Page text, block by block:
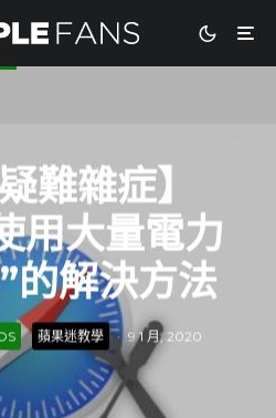
難雜症】
用大量電力
解決方法
蘋果迷教學 · 9 1 月, 2020